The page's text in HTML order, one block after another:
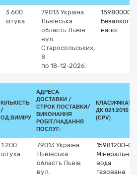
3 600
штука
79013 Україна
Львівська
область Львів
вул.
Старосольських,
8
по 18-12-2026
15980000-1
напої
КІЛЬКІСТЬ
/
ОД.ВИМІРУ
АДРЕСА
ДОСТАВКИ /
СТРОК ПОСТАВКИ/
ВИКОНАННЯ
РОБІТ/НАДАННЯ
ПОСЛУГ:
ДК 021:2015
(CPV)
1 200
штука
79013 Україна
Львівська
область Львів
вул.
15981200-0
Мінеральна
вода
газована